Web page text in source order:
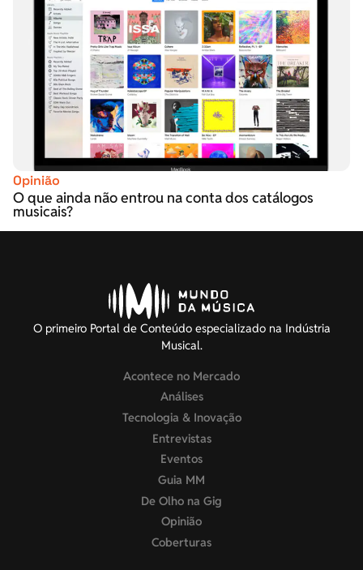
Opinião
O que ainda não entrou na conta dos catálogos
musicais?
O primeiro Portal de Conteúdo especializado na Indústria
Musical.
Acontece no Mercado
Análises
Tecnologia & Inovação
Entrevistas
Eventos
Guia MM
De Olho na Gig
Opinião
Coberturas